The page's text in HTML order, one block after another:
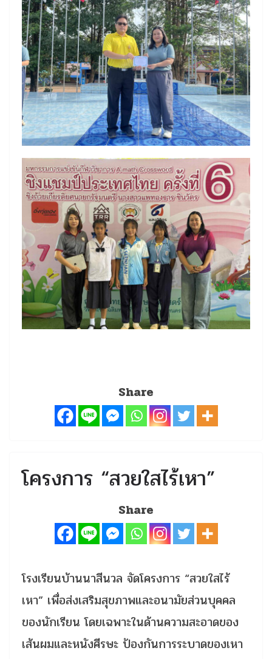
Share
โครงการ “สวยใสไร้เหา”
Share
โรงเรียนบ้านนาสีนวล จัดโครงการ “สวยใสไร้
เหา” เพื่อส่งเสริมสุขภาพและอนามัยส่วนบุคคล
ของนักเรียน โดยเฉพาะในด้านความสะอาดของ
เส้นผมและหนังศีรษะ ป้องกันการระบาดของเหา